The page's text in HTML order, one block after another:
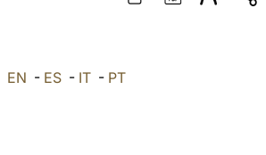
EN - ES- IT- PT